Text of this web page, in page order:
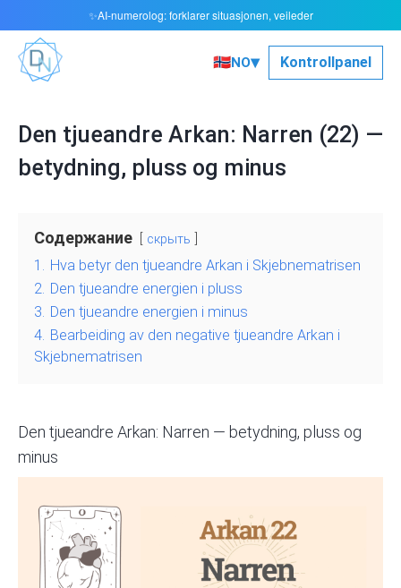
🇳🇴NO▾ Kontrollpanel
Den tjueandre Arkan: Narren (22) —
betydning, pluss og minus
Содержание скрыть
1. Hva betyr den tjueandre Arkan i Skjebnematrisen
2. Den tjueandre energien i pluss
3. Den tjueandre energien i minus
4. Bearbeiding av den negative tjueandre Arkan i
Skjebnematrisen
Den tjueandre Arkan: Narren — betydning, pluss og
minus
✨AI-numerolog: forklarer situasjonen, veileder